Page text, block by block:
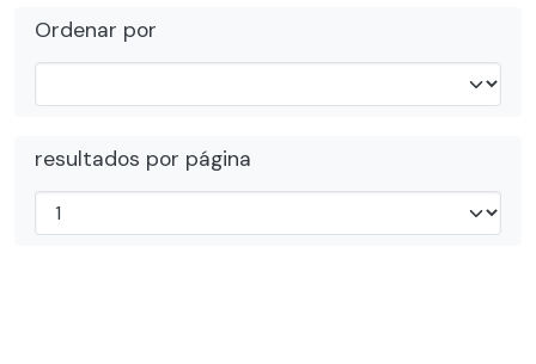
Ordenar por
resultados por página